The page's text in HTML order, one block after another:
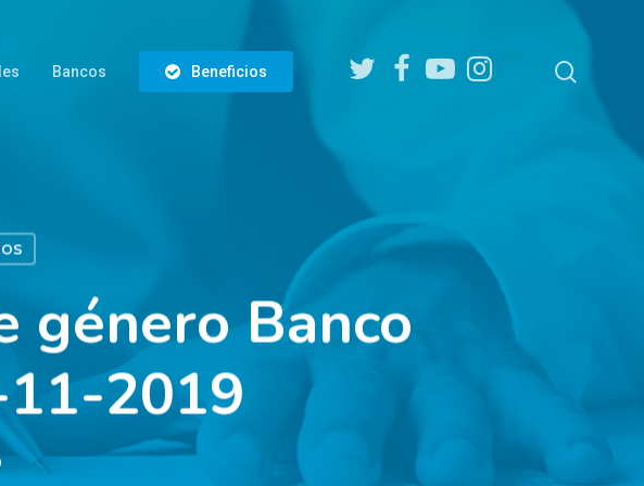
Bancos Beneficios
twitter facebookyoutubeinstagram
género Banco
2019